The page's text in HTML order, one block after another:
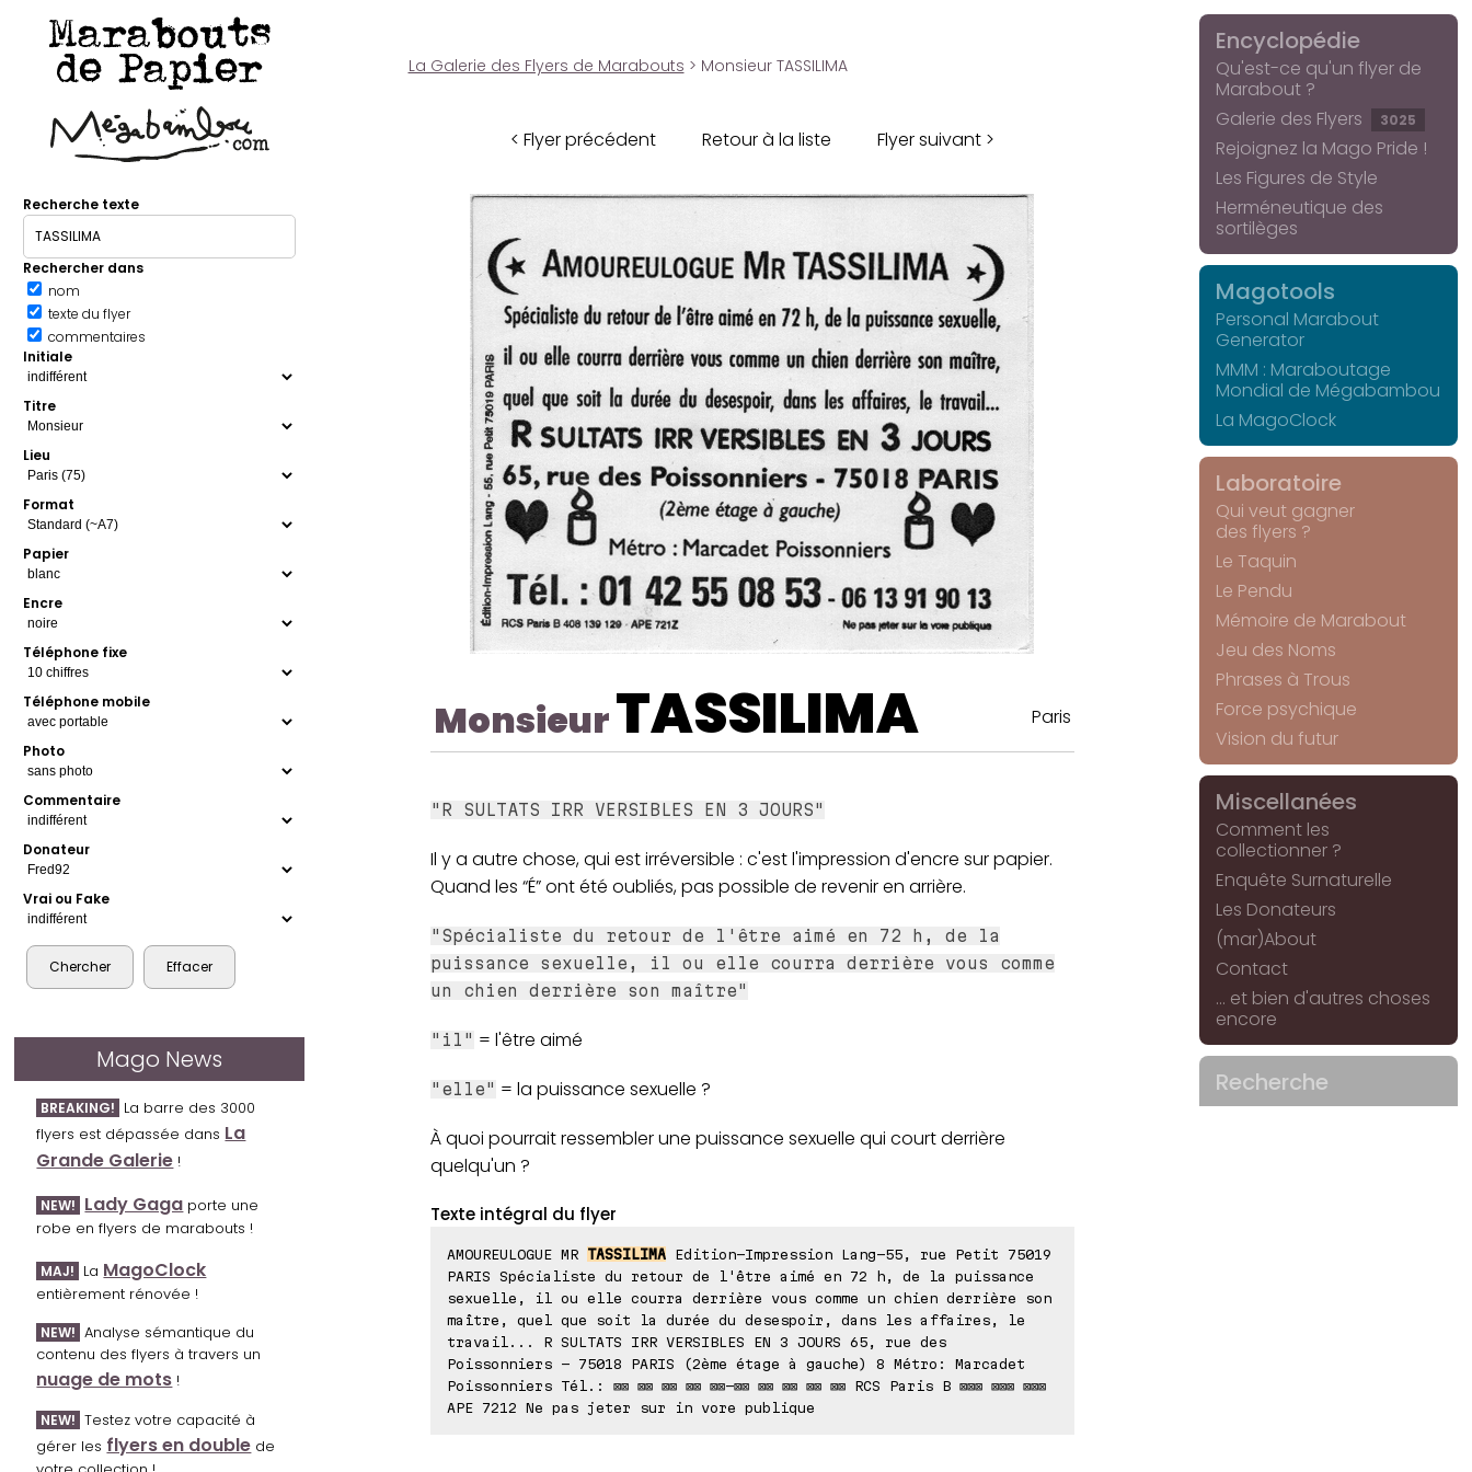
Marabouts
de Papier
Recherche texte
Rechercher dans
nom
texte du flyer
commentaires
Initiale
Titre
Lieu
Format
Papier
Encre
Téléphone fixe
Téléphone mobile
Photo
Commentaire
Donateur
Vrai ou Fake
Mago News
BREAKING! La barre des 3000
flyers est dépassée dans La
Grande Galerie !
NEW! Lady Gaga porte une
robe en flyers de marabouts !
MAJ! La MagoClock
entièrement rénovée !
NEW! Analyse sémantique du
contenu des flyers à travers un
nuage de mots !
NEW! Testez votre capacité à
gérer les flyers en double de
La Galerie des Flyers de Marabouts > Monsieur TASSILIMA
< Flyer précédent Retour à la liste Flyer suivant >
MonsieurTASSILIMA Paris
"R SULTATS IRR VERSIBLES EN 3 JOURS"
Il y a autre chose, qui est irréversible : c'est l'impression d'encre sur papier.
Quand les “É” ont été oubliés, pas possible de revenir en arrière.
"Spécialiste du retour de l'être aimé en 72 h, de la
puissance sexuelle, il ou elle courra derrière vous comme
un chien derrière son maître"
"il" = l'être aimé
"elle" = la puissance sexuelle ?
À quoi pourrait ressembler une puissance sexuelle qui court derrière
quelqu'un ?
Texte intégral du flyer
AMOUREULOGUE MR TASSILIMAEdition-Impression Lang-55, rue Petit 75019
PARIS Spécialiste du retour de l'être aimé en 72 h, de la puissance
sexuelle, il ou elle courra derrière vous comme un chien derrière son
maître, quel que soit la durée du desespoir, dans les affaires, le
travail... R SULTATS IRR VERSIBLES EN 3 JOURS 65, rue des
Poissonniers - 75018 PARIS (2ème étage à gauche) 8 Métro: Marcadet
Poissonniers Tél.: ⊠⊠ ⊠⊠ ⊠⊠ ⊠⊠ ⊠⊠-⊠⊠ ⊠⊠ ⊠⊠ ⊠⊠ ⊠⊠ RCS Paris B ⊠⊠⊠ ⊠⊠⊠ ⊠⊠⊠
APE 7212 Ne pas jeter sur in vore publique
Encyclopédie
Qu'est-ce qu'un flyer de
Marabout ?
Galerie des Flyers
3025
Rejoignez la Mago Pride !
Les Figures de Style
Herméneutique des
sortilèges
Magotools
Personal Marabout
Generator
MMM : Maraboutage
Mondial de Mégabambou
La MagoClock
Laboratoire
Qui veut gagner
des flyers ?
Le Taquin
Le Pendu
Mémoire de Marabout
Jeu des Noms
Phrases à Trous
Force psychique
Vision du futur
Miscellanées
Comment les
collectionner ?
Enquête Surnaturelle
Les Donateurs
(mar)About
Contact
... et bien d'autres choses
encore
Recherche